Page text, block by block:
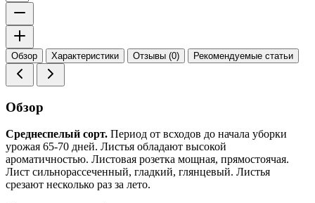
Обзор Характеристики Отзывы (0) Рекомендуемые статьи
Обзор
Среднеспелый сорт. Период от всходов до начала уборки
урожая 65-70 дней. Листья обладают высокой
ароматичностью. Листовая розетка мощная, прямостоячая.
Лист сильнорассеченный, гладкий, глянцевый. Листья
срезают несколько раз за лето.